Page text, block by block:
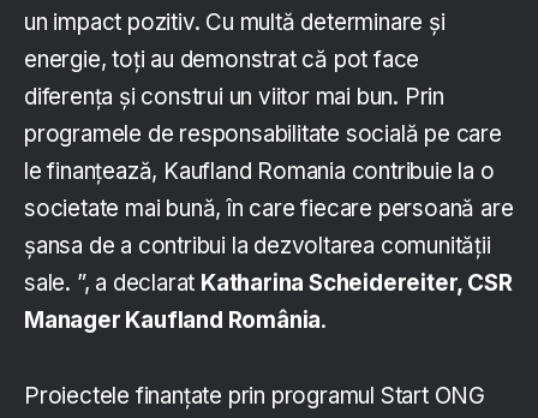
un impact pozitiv. Cu multă determinare și
energie, toți au demonstrat că pot face
diferența și construi un viitor mai bun. Prin
programele de responsabilitate socială pe care
le finanțează, Kaufland Romania contribuie la o
societate mai bună, în care fiecare persoană are
șansa de a contribui la dezvoltarea comunității
sale. ”, a declarat Katharina Scheidereiter, CSR
Manager Kaufland România.
Proiectele finanțate prin programul Start ONG